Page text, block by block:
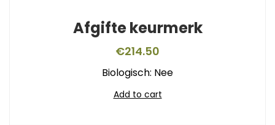
Afgifte keurmerk
€214.50
Biologisch: Nee
Add to cart